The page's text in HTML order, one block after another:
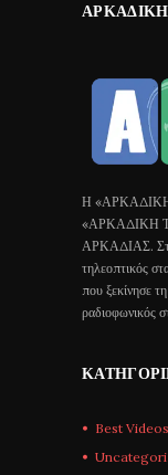
Η «ΑΡΚΑΔΙΚΗ
«ΑΡΚΑΔΙΚΗ
ΑΡΚΑΔΙΑΣ.
τηλεοπτικός
που ξεκίνησε
Best Videos